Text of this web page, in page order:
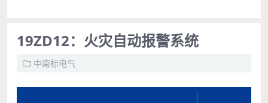
19ZD12：火灾自动报警系统
中南标电气